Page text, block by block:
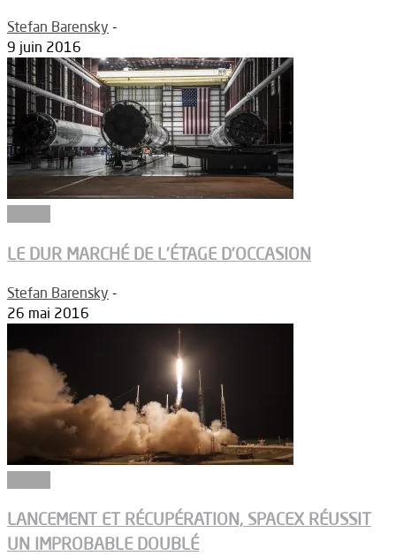
Stefan Barensky -
9 juin 2016
LE DUR MARCHÉ DE L’ÉTAGE D’OCCASION
Stefan Barensky -
26 mai 2016
LANCEMENT ET RÉCUPÉRATION, SPACEX RÉUSSIT
UN IMPROBABLE DOUBLÉ